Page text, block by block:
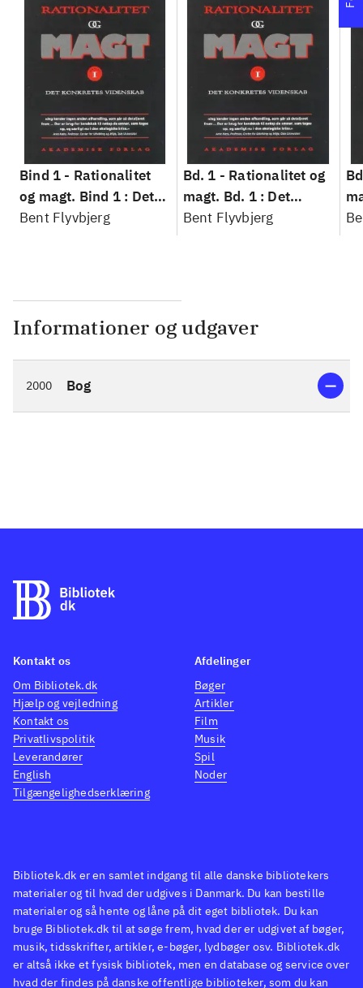
Bind 1 - Rationalitet
og magt. Bind 1 : Det
konkretes videnskab
Bent Flyvbjerg
Bd. 1 - Rationalitet og
magt. Bd. 1 : Det
konkretes videnskab
Bent Flyvbjerg
Informationer og udgaver
2000 Bog
Bibliotek.dk er en samlet indgang til alle danske bibliotekers
materialer og til hvad der udgives i Danmark. Du kan bestille
materialer og så hente og låne på dit eget bibliotek. Du kan
bruge Bibliotek.dk til at søge frem, hvad der er udgivet af bøger,
musik, tidsskrifter, artikler, e-bøger, lydbøger osv. Bibliotek.dk
er altså ikke et fysisk bibliotek, men en database og service over
hvad der findes på danske offentlige biblioteker, som du kan
Kontakt os
Om Bibliotek.dk
Hjælp og vejledning
Kontakt os
Privatlivspolitik
Leverandører
English
Tilgængelighedserklæring
Afdelinger
Bøger
Artikler
Film
Musik
Spil
Noder